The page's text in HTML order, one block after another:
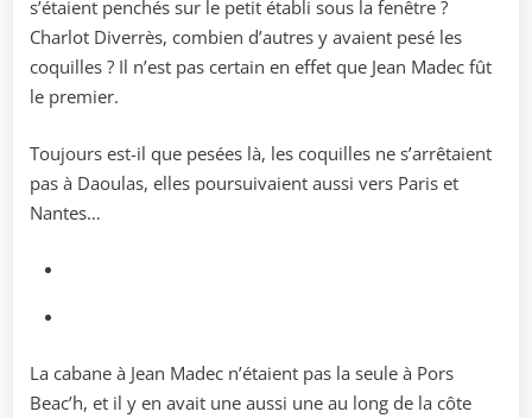
s’étaient penchés sur le petit établi sous la fenêtre ?
Charlot Diverrès, combien d’autres y avaient pesé les
coquilles ? Il n’est pas certain en effet que Jean Madec fût
le premier.
Toujours est-il que pesées là, les coquilles ne s’arrêtaient
pas à Daoulas, elles poursuivaient aussi vers Paris et
Nantes…
La cabane à Jean Madec n’étaient pas la seule à Pors
Beac’h, et il y en avait une aussi une au long de la côte